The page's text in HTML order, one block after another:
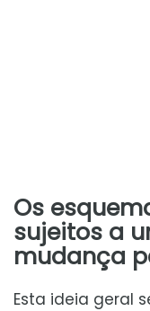
Os
sujeitos a
mudança
Esta ideia geral